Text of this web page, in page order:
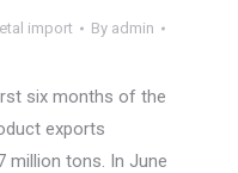
import By admin
six months of the
exports
million tons. In June